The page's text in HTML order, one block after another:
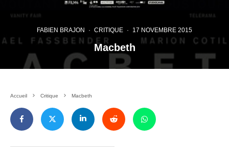
FABIEN BRAJON · CRITIQUE · 17 NOVEMBRE 2015
Macbeth
Accueil Critique Macbeth